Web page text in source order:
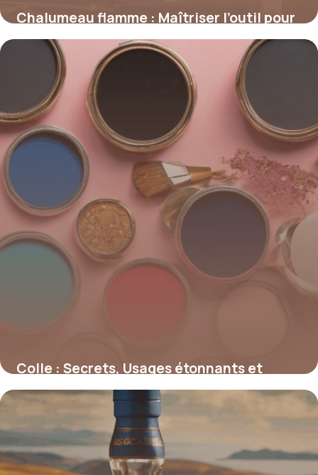
Chalumeau flamme : Maîtriser l’outil pour
des applications de précision
4 juillet 2025
Colle : Secrets, Usages étonnants et
Innovations adhésives